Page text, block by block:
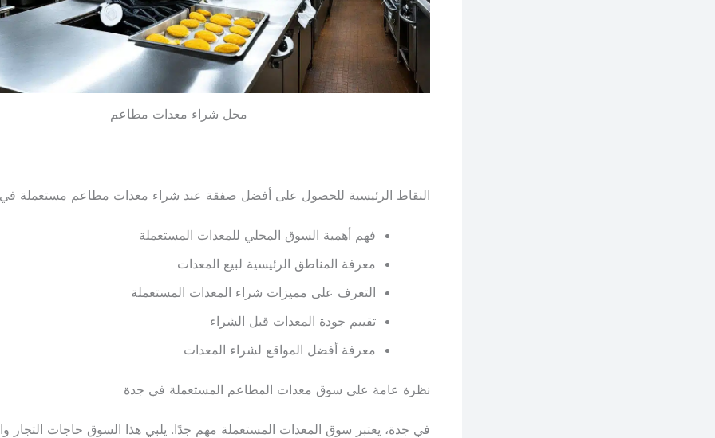
محل شراء معدات مطاعم
النقاط الرئيسية للحصول على أفضل صفقة عند شراء معدات مطاعم مستعملة
فهم أهمية السوق المحلي للمعدات المستعملة
معرفة المناطق الرئيسية لبيع المعدات
التعرف على مميزات شراء المعدات المستعملة
تقييم جودة المعدات قبل الشراء
معرفة أفضل المواقع لشراء المعدات
نظرة عامة على سوق معدات المطاعم المستعملة في جدة
في جدة، يعتبر سوق المعدات المستعملة مهم جدًا. يلبي هذا السوق حاجات التجار